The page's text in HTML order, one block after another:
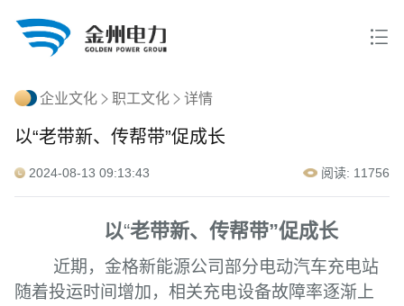
企业文化 职工文化 详情
以“老带新、传帮带”促成长
2024-08-13 09:13:43 阅读: 11756
以“老带新、传帮带”促成长
近期，金格新能源公司部分电动汽车充电站
随着投运时间增加，相关充电设备故障率逐渐上